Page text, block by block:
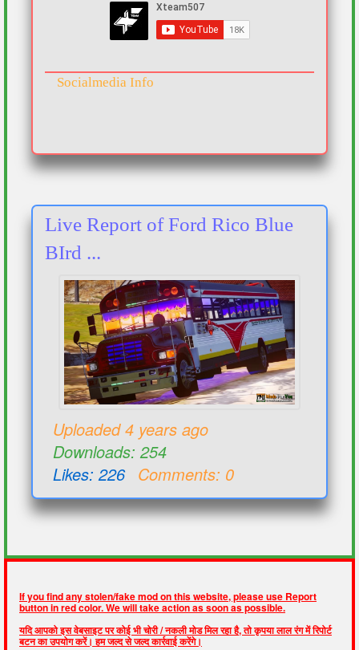
Socialmedia Info
Live Report of Ford Rico Blue
BIrd ...
Uploaded 4 years ago
Downloads: 254
Likes: 226 Comments: 0
If you find any stolen/fake mod on this website, please use Report
button in red color. We will take action as soon as possible.
यदि आपको इस वेबसाइट पर कोई भी चोरी / नकली मोड मिल रहा है, तो कृपया लाल रंग में रिपोर्ट
बटन का उपयोग करें। हम जल्द से जल्द कार्रवाई करेंगे।